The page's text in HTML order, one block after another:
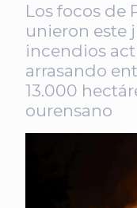
Los focos de
unieron este
incendios
arrasando
13.000
ourensano